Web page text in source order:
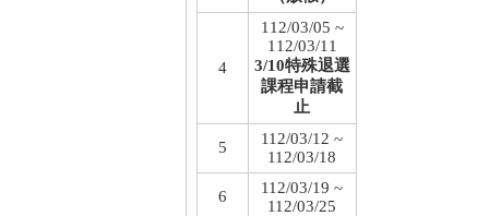
4
112/03/05 ~
112/03/11
3/10特殊退選
課程申請截
止
5
112/03/12 ~
112/03/18
6
112/03/19 ~
112/03/25